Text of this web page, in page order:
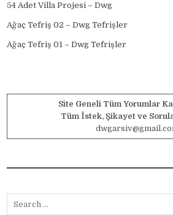
54 Adet Villa Projesi – Dwg
Ağaç Tefriş 02 – Dwg Tefrişler
Ağaç Tefriş 01 – Dwg Tefrişler
Site Geneli Tüm Yorumlar
Tüm İstek, Şikayet ve